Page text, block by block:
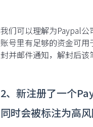
我们可以理解为Paypal
账号里有足够的资金可
封并邮件通知，解封后该
2、新注册了一个
同时会被标注为高